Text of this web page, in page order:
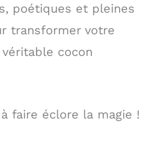
poétiques et pleines
transformer votre
cocon
faire éclore la magie !